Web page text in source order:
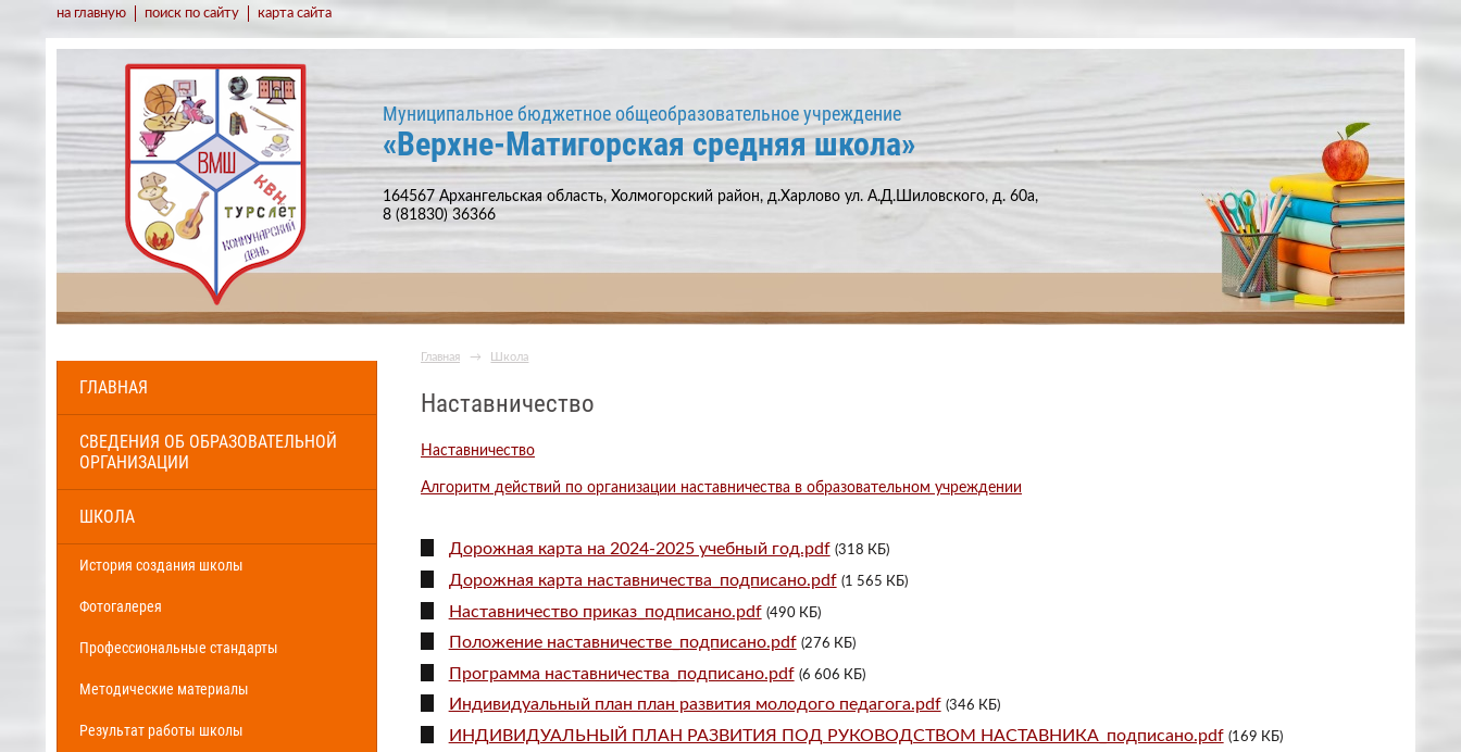
на главную поиск по сайту карта сайта
Муниципальное бюджетное общеобразовательное учреждение
«Верхне-Матигорская средняя школа»
164567 Архангельская область, Холмогорский район, д.Харлово ул. А.Д.Шиловского, д. 60а,
8 (81830) 36366
ГЛАВНАЯ
СВЕДЕНИЯ ОБ ОБРАЗОВАТЕЛЬНОЙ
ОРГАНИЗАЦИИ
ШКОЛА
История создания школы
Фотогалерея
Профессиональные стандарты
Методические материалы
Результат работы школы
Главная → Школа
Наставничество
Наставничество
Алгоритм действий по организации наставничества в образовательном учреждении
Дорожная карта на 2024-2025 учебный год.pdf (318 КБ)
Дорожная карта наставничества_подписано.pdf (1 565 КБ)
Наставничество приказ_подписано.pdf (490 КБ)
Положение наставничестве_подписано.pdf (276 КБ)
Программа наставничества_подписано.pdf (6 606 КБ)
Индивидуальный план план развития молодого педагога.pdf (346 КБ)
ИНДИВИДУАЛЬНЫЙ ПЛАН РАЗВИТИЯ ПОД РУКОВОДСТВОМ НАСТАВНИКА_подписано.pdf (169 КБ)